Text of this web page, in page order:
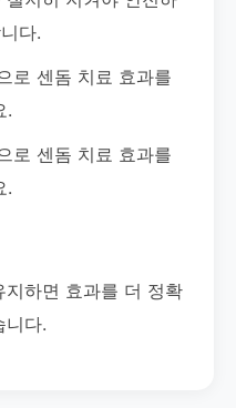
다.
로 센돔 치료 효과를
.
로 센돔 치료 효과를
.
하면 효과를 더 정확
니다.